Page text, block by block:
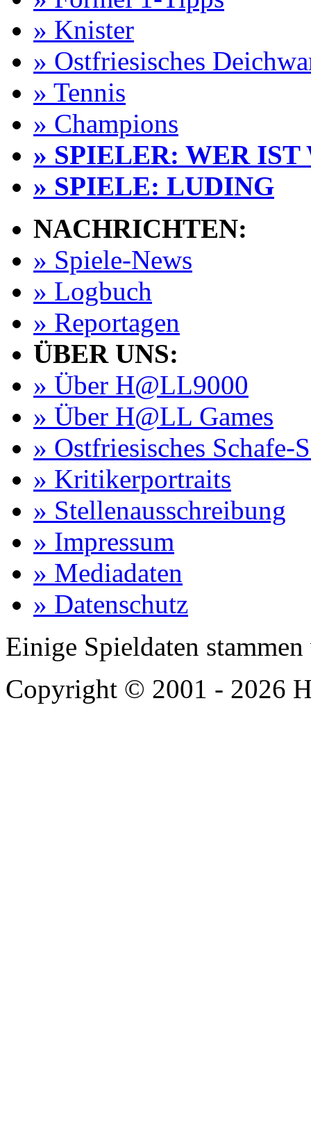
» Knister
» Ostfriesisches
» Tennis
» Champions
» SPIELER: WER IST
» SPIELE: LUDING
NACHRICHTEN:
» Spiele-News
» Logbuch
» Reportagen
ÜBER UNS:
» Über H@LL9000
» Über H@LL Games
» Ostfriesisches Schafe-
» Kritikerportraits
» Stellenausschreibung
» Impressum
» Mediadaten
» Datenschutz
Einige Spieldaten
Copyright © 2001 - 2026